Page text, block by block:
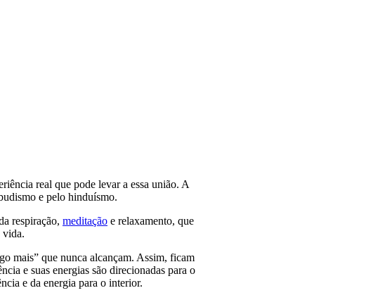
real que pode levar a essa união. A
e pelo hinduísmo.
respiração, meditação e relaxamento, que
vida.
mais” que nunca alcançam. Assim, ficam
e suas energias são direcionadas para o
e da energia para o interior.